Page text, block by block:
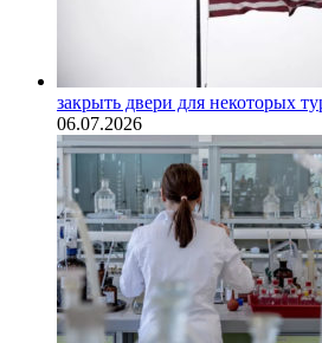
закрыть двери для некоторых
06.07.2026